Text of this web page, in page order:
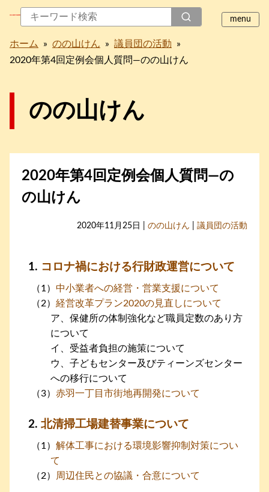
ホーム » のの山けん » 議員団の活動
»
2020年第4回定例会個人質問―のの山けん
のの山けん
2020年第4回定例会個人質問―の
の山けん
2020年11月25日 | のの山けん 議員団の活動
コロナ禍における行財政運営について
中小業者への経営・営業支援について
経営改革プラン2020の見直しについて
ア、保健所の体制強化など職員定数のあり方
について
イ、受益者負担の施策について
ウ、子どもセンター及びティーンズセンター
への移行について
赤羽一丁目市街地再開発について
北清掃工場建替事業について
解体工事における環境影響抑制対策につい
て
周辺住民との協議・合意について